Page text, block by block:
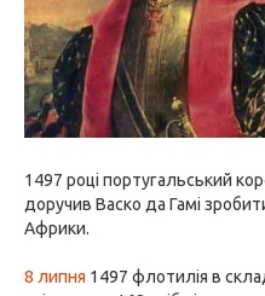
1497 році португальський
доручив Васко да Гамі
Африки.
8 липня 1497 флотилія в